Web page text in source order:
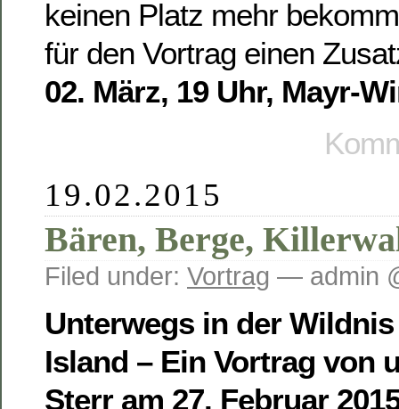
keinen Platz mehr
für den Vortrag einen
02. März, 19 Uhr, Mayr-
19.02.2015
Bären, Berge,
Filed under: Vortrag — admin
Unterwegs in der
Island – Ein Vortrag von
Sterr am 27. Februar